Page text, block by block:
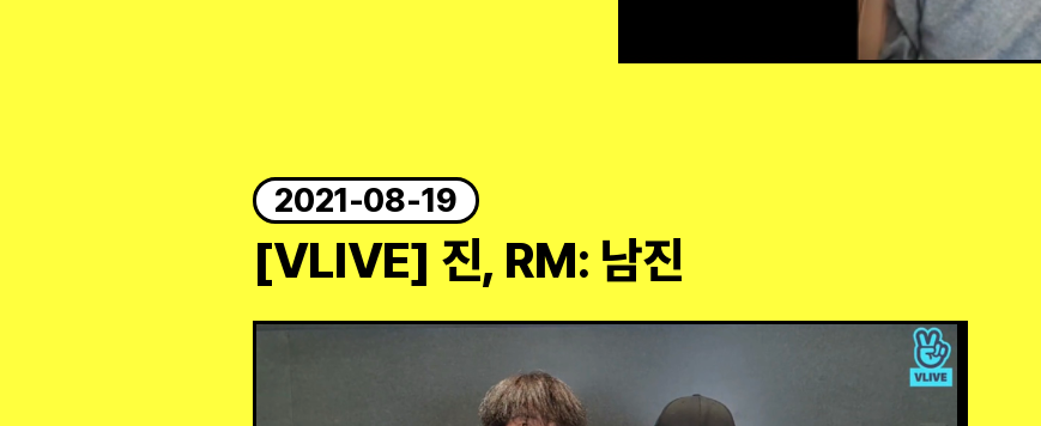
2021-08-19
[VLIVE] 진, RM: 남진